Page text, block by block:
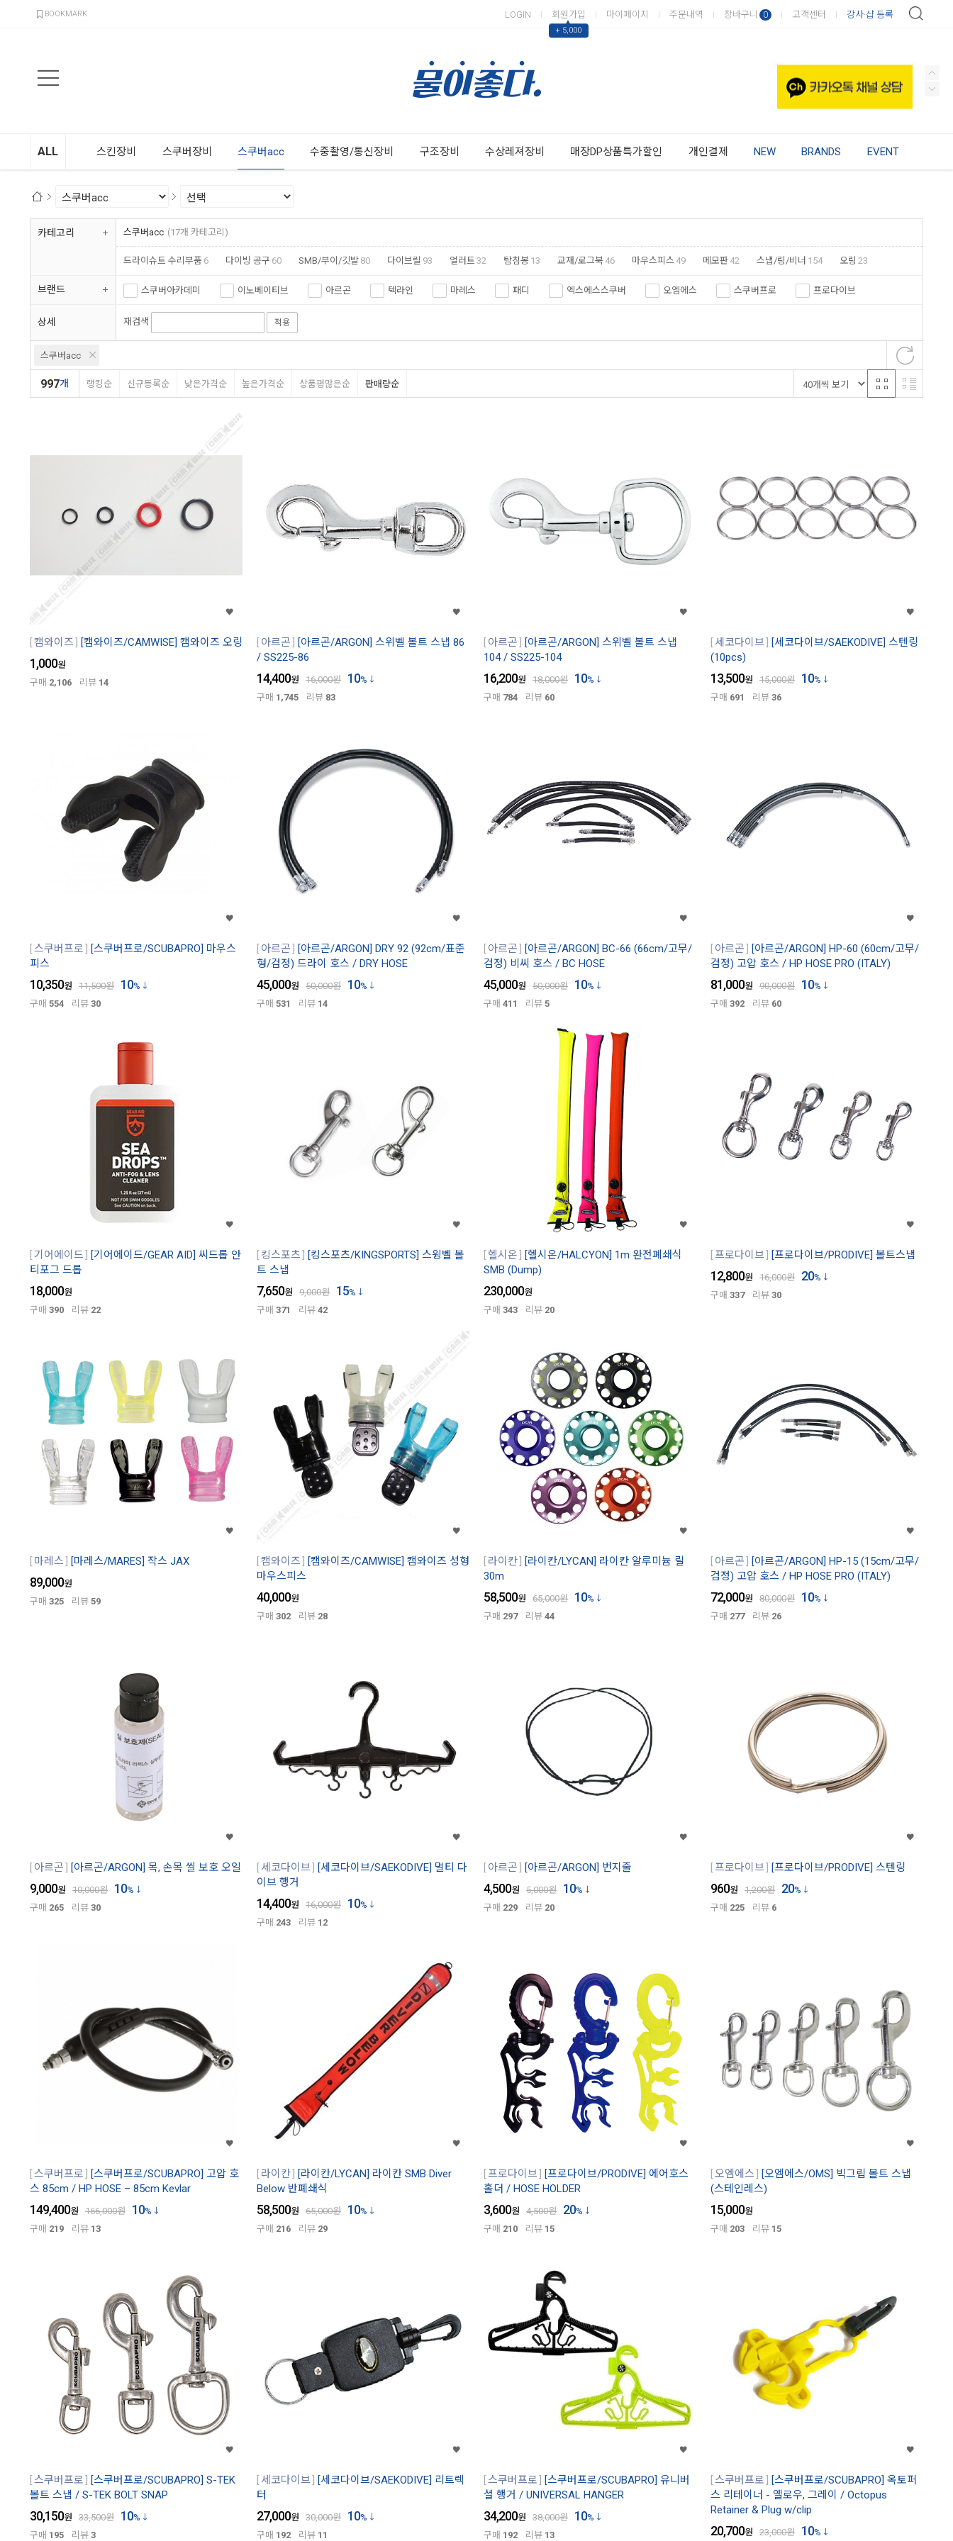
BOOKMARK LOGIN 회원가입
▲
+ 5,000
마이페이지 주문내역 장바구니 0 고객센터 강사·샵 등록
ALL 스킨장비 스쿠버장비 스쿠버acc 수중촬영/통신장비 구조장비 수상레져장비 매장DP상품특가할인 개인결제 NEW BRANDS EVENT
카테고리 스쿠버acc (17개 카테고리)
드라이슈트 수리부품 6 다이빙 공구 60 SMB/부이/깃발 80 다이브릴 93 얼러트 32 탐침봉 13 교재/로그북 46 마우스피스 49 메모판 42 스냅/링/비너 154 오링 23
장비관리용품
장비 걸이 바디케어 기타악세사리
브랜드 스쿠버아카데미 이노베이티브 아르곤 텍라인 마레스 패디 엑스에스스쿠버 오엠에스 스쿠버프로 프로다이브
쎄악섭 헬시온 오셔나리움
홀리스 스트림트레일 엑스트림
딥큐브 다이브타임 디플리 유알슈트 크레시섭 스쿠버랩
상세 재검색 적용
스쿠버acc
997개 랭킹순 신규등록순 낮은가격순 높은가격순 상품평많은순 판매량순
캠와이즈 [캠와이즈/CAMWISE] 캠와이즈 오링
1,000원
구매 2,106 리뷰 14
아르곤
[아르곤/ARGON] 스위벨 볼트 스냅 86
/ SS225-86
14,400원 16,000원 10%
구매 1,745 리뷰 83
아르곤
[아르곤/ARGON] 스위벨 볼트 스냅
104 / SS225-104
16,200원 18,000원 10%
구매 784 리뷰 60
세코다이브
[세코다이브/SAEKODIVE] 스텐링
(10pcs)
13,500원 15,000원 10%
구매 691 리뷰 36
스쿠버프로
[스쿠버프로/SCUBAPRO] 마우스
피스
10,350원 11,500원 10%
구매 554 리뷰 30
아르곤
[아르곤/ARGON] DRY 92 (92cm/표준
형/검정) 드라이 호스 / DRY HOSE
45,000원 50,000원 10%
구매 531 리뷰 14
아르곤
[아르곤/ARGON] BC-66 (66cm/고무/
검정) 비씨 호스 / BC HOSE
45,000원 50,000원 10%
구매 411 리뷰 5
아르곤
[아르곤/ARGON] HP-60 (60cm/고무/
검정) 고압 호스 / HP HOSE PRO (ITALY)
81,000원 90,000원 10%
구매 392 리뷰 60
기어에이드
[기어에이드/GEAR AID] 씨드롭 안
티포그 드롭
18,000원
구매 390 리뷰 22
킹스포츠
[킹스포츠/KINGSPORTS] 스윙벨 볼
트 스냅
7,650원 9,000원 15%
구매 371 리뷰 42
헬시온
[헬시온/HALCYON] 1m 완전폐쇄식
SMB (Dump)
230,000원
구매 343 리뷰 20
프로다이브 [프로다이브/PRODIVE] 볼트스냅
12,800원 16,000원 20%
구매 337 리뷰 30
마레스 [마레스/MARES] 작스 JAX
89,000원
구매 325 리뷰 59
캠와이즈
[캠와이즈/CAMWISE] 캠와이즈 성형
마우스피스
40,000원
구매 302 리뷰 28
라이칸
[라이칸/LYCAN] 라이칸 알루미늄 릴
30m
58,500원 65,000원 10%
구매 297 리뷰 44
아르곤
[아르곤/ARGON] HP-15 (15cm/고무/
검정) 고압 호스 / HP HOSE PRO (ITALY)
72,000원 80,000원 10%
구매 277 리뷰 26
아르곤 [아르곤/ARGON] 목, 손목 씰 보호 오일
9,000원 10,000원 10%
구매 265 리뷰 30
세코다이브
[세코다이브/SAEKODIVE] 멀티 다
이브 행거
14,400원 16,000원 10%
구매 243 리뷰 12
아르곤 [아르곤/ARGON] 번지줄
4,500원 5,000원 10%
구매 229 리뷰 20
프로다이브 [프로다이브/PRODIVE] 스텐링
960원 1,200원 20%
구매 225 리뷰 6
스쿠버프로
[스쿠버프로/SCUBAPRO] 고압 호
스 85cm / HP HOSE – 85cm Kevlar
149,400원 166,000원 10%
구매 219 리뷰 13
라이칸
[라이칸/LYCAN] 라이칸 SMB Diver
Below 반폐쇄식
58,500원 65,000원 10%
구매 216 리뷰 29
프로다이브
[프로다이브/PRODIVE] 에어호스
홀더 / HOSE HOLDER
3,600원 4,500원 20%
구매 210 리뷰 15
오엠에스
[오엠에스/OMS] 빅그립 볼트 스냅
(스테인레스)
15,000원
구매 203 리뷰 15
스쿠버프로
[스쿠버프로/SCUBAPRO] S-TEK
볼트 스냅 / S-TEK BOLT SNAP
30,150원 33,500원 10%
구매 195 리뷰 3
세코다이브
[세코다이브/SAEKODIVE] 리트렉
터
27,000원 30,000원 10%
구매 192 리뷰 11
스쿠버프로
[스쿠버프로/SCUBAPRO] 유니버
셜 행거 / UNIVERSAL HANGER
34,200원 38,000원 10%
구매 192 리뷰 13
스쿠버프로
[스쿠버프로/SCUBAPRO] 옥토퍼
스 리테이너 - 옐로우, 그레이 / Octopus
Retainer & Plug w/clip
20,700원 23,000원 10%